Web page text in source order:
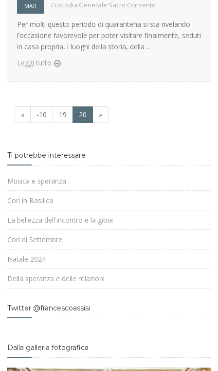
MAR Custodia Generale Sacro Convento
Per molti questo periodo di quarantena si sta rivelando
l’occasione favorevole per poter visitare finalmente, seduti
in casa propria, i luoghi della storia, della ...
Leggi tutto
« -10 19 20 »
Ti potrebbe interessare
Musica e speranza
Cori in Basilica
La bellezza dell'incontro e la gioia
Cori di Settembre
Natale 2024
Della speranza e delle relazioni
Twitter @francescoassisi
Dalla galleria fotografica